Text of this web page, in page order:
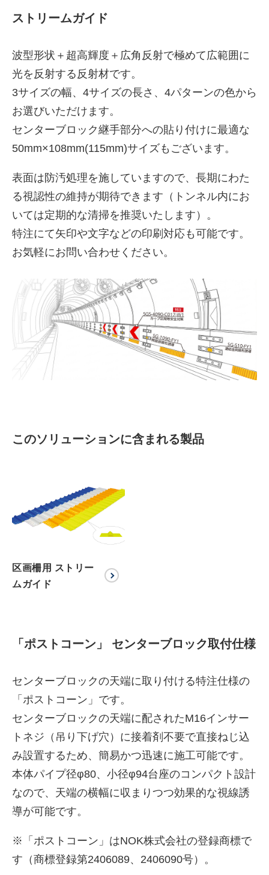
ストリームガイド
波型形状＋超高輝度＋広角反射で極めて広範囲に
光を反射する反射材です。
3サイズの幅、4サイズの長さ、4パターンの色から
お選びいただけます。
センターブロック継手部分への貼り付けに最適な
50mm×108mm(115mm)サイズもございます。
表面は防汚処理を施していますので、長期にわた
る視認性の維持が期待できます（トンネル内にお
いては定期的な清掃を推奨いたします）。
特注にて矢印や文字などの印刷対応も可能です。
お気軽にお問い合わせください。
このソリューションに含まれる製品
区画柵用 ストリー
ムガイド
「ポストコーン」 センターブロック取付仕様
センターブロックの天端に取り付ける特注仕様の
「ポストコーン」です。
センターブロックの天端に配されたM16インサー
トネジ（吊り下げ穴）に接着剤不要で直接ねじ込
み設置するため、簡易かつ迅速に施工可能です。
本体パイプ径φ80、小径φ94台座のコンパクト設計
なので、天端の横幅に収まりつつ効果的な視線誘
導が可能です。
※「ポストコーン」はNOK株式会社の登録商標で
す（商標登録第2406089、2406090号）。